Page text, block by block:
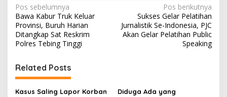
N
a
v
i
g
a
Pos sebelumnya
Bawa Kabur Truk Keluar
Provinsi, Buruh Harian
Ditangkap Sat Reskrim
Polres Tebing Tinggi
Pos berikutnya
Sukses Gelar Pelatihan
Jurnalistik Se-Indonesia, PJC
Akan Gelar Pelatihan Public
Speaking
Related Posts
Kasus Saling Lapor Korban
Diduga Ada yang